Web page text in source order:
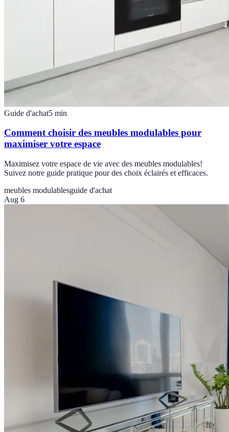
Guide d'achat5 min
Comment choisir des meubles modulables pour
maximiser votre espace
Maximisez votre espace de vie avec des meubles modulables!
Suivez notre guide pratique pour des choix éclairés et efficaces.
meubles modulablesguide d'achat
Aug 6